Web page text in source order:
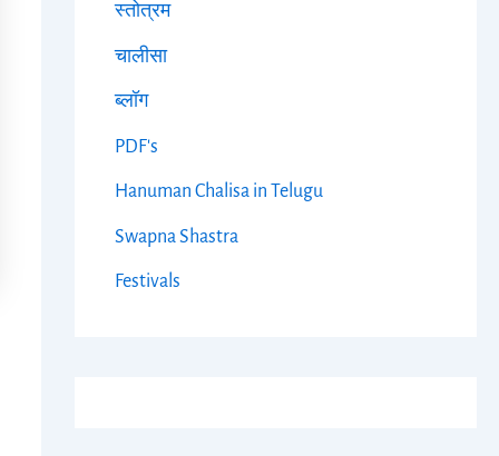
स्तोत्रम
चालीसा
ब्लॉग
PDF's
Hanuman Chalisa in Telugu
Swapna Shastra
Festivals